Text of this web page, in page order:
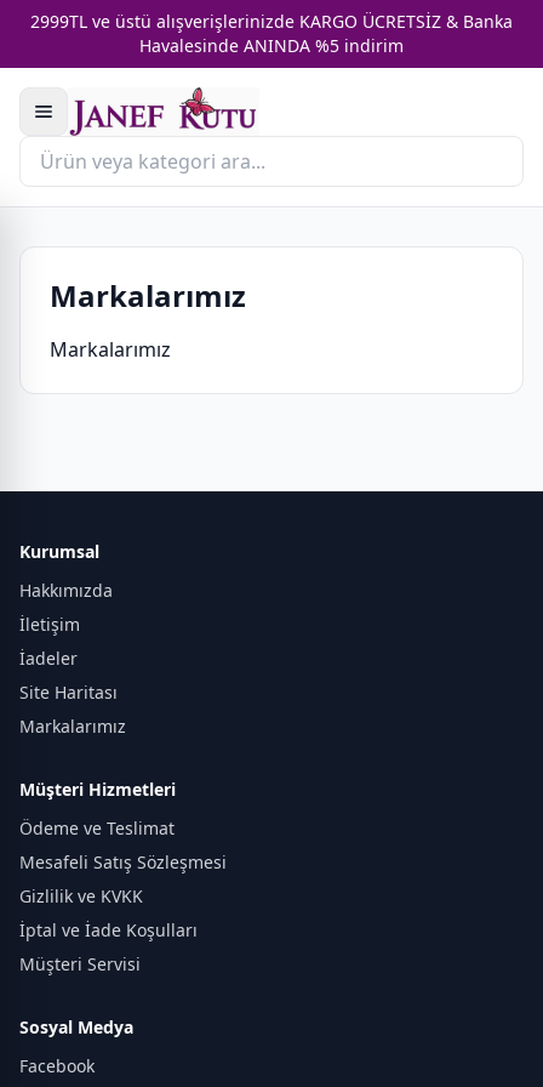
2999TL ve üstü alışverişlerinizde KARGO ÜCRETSİZ & Banka
Havalesinde ANINDA %5 indirim
Markalarımız
Markalarımız
Kurumsal
Hakkımızda
İletişim
İadeler
Site Haritası
Markalarımız
Müşteri Hizmetleri
Ödeme ve Teslimat
Mesafeli Satış Sözleşmesi
Gizlilik ve KVKK
İptal ve İade Koşulları
Müşteri Servisi
Sosyal Medya
Facebook